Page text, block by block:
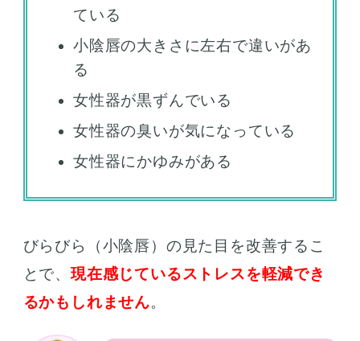
ている
小陰唇の大きさに左右で違いがあ
る
女性器が黒ずんでいる
女性器の臭いが気になっている
女性器にかゆみがある
びらびら（小陰唇）の見た目を改善するこ
とで、現在感じているストレスを軽減でき
るかもしれません。